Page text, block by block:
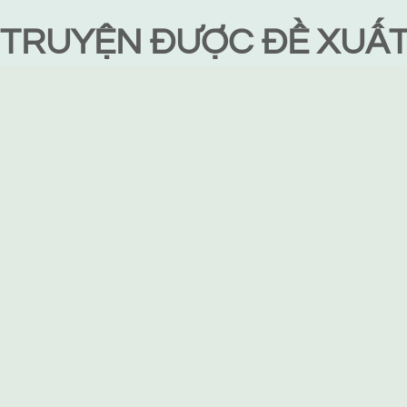
TRUYỆN ĐƯỢC ĐỀ